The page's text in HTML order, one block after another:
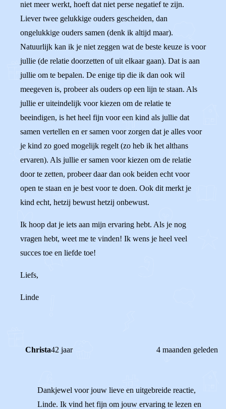
niet meer werkt, hoeft dat niet perse negatief te zijn.
Liever twee gelukkige ouders gescheiden, dan
ongelukkige ouders samen (denk ik altijd maar).
Natuurlijk kan ik je niet zeggen wat de beste keuze is voor
jullie (de relatie doorzetten of uit elkaar gaan). Dat is aan
jullie om te bepalen. De enige tip die ik dan ook wil
meegeven is, probeer als ouders op een lijn te staan. Als
jullie er uiteindelijk voor kiezen om de relatie te
beeindigen, is het heel fijn voor een kind als jullie dat
samen vertellen en er samen voor zorgen dat je alles voor
je kind zo goed mogelijk regelt (zo heb ik het althans
ervaren). Als jullie er samen voor kiezen om de relatie
door te zetten, probeer daar dan ook beiden echt voor
open te staan en je best voor te doen. Ook dit merkt je
kind echt, hetzij bewust hetzij onbewust.
Ik hoop dat je iets aan mijn ervaring hebt. Als je nog
vragen hebt, weet me te vinden! Ik wens je heel veel
succes toe en liefde toe!
Liefs,
Linde
Christa42 jaar 4 maanden geleden
Dankjewel voor jouw lieve en uitgebreide reactie,
Linde. Ik vind het fijn om jouw ervaring te lezen en